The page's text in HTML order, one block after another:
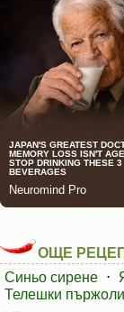
ОЩЕ
Синьо сирене ⋅
Телешки пържоли